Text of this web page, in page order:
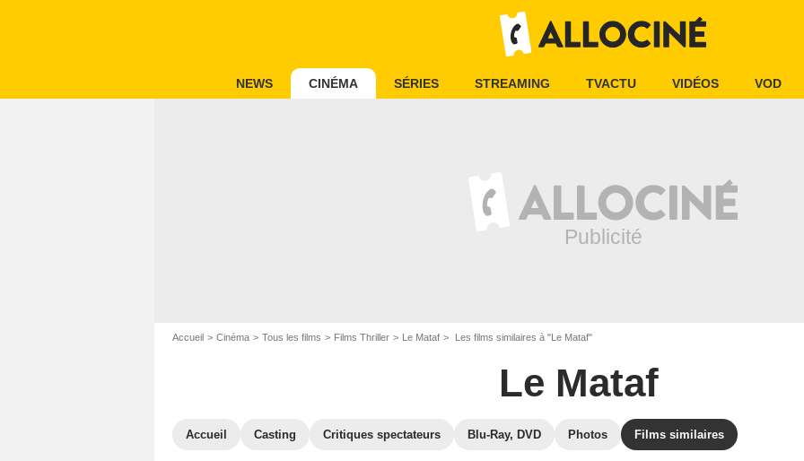
NEWS CINÉMA SÉRIES STREAMING TVACTU VIDÉOS VOD
Accueil Cinéma Tous les films Films Thriller Le Mataf Les films similaires à "Le Mataf"
Le Mataf
Accueil Casting Critiques spectateurs Blu-Ray, DVD Photos Films similaires